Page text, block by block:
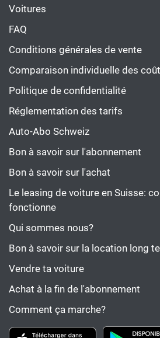
Voitures
FAQ
Conditions générales de vente
Comparaison individuelle des
Politique de confidentialité
Réglementation des tarifs
Auto-Abo Schweiz
Bon à savoir sur l'abonnement
Bon à savoir sur l'achat
Le leasing de voiture en Suisse:
fonctionne
Qui sommes nous?
Bon à savoir sur la location long
Vendre ta voiture
Achat à la fin de l'abonnement
Comment ça marche?